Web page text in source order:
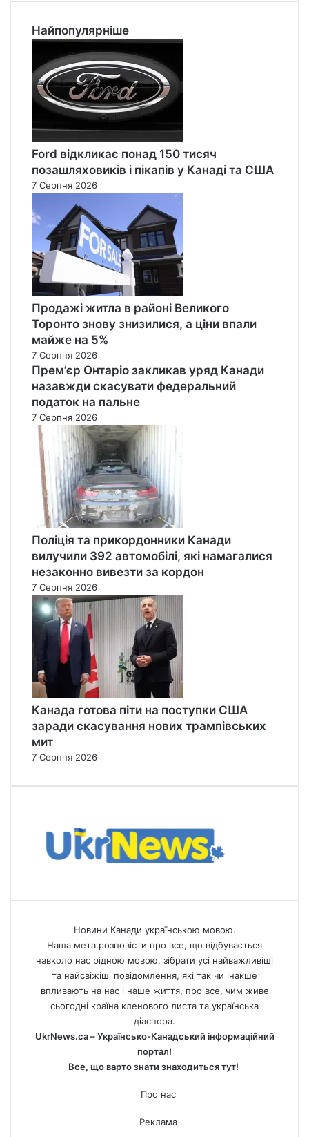
Найпопулярніше
Ford відкликає понад 150 тисяч
позашляховиків і пікапів у Канаді та США
7 Серпня 2026
Продажі житла в районі Великого
Торонто знову знизилися, а ціни впали
майже на 5%
7 Серпня 2026
Прем’єр Онтаріо закликав уряд Канади
назавжди скасувати федеральний
податок на пальне
7 Серпня 2026
Поліція та прикордонники Канади
вилучили 392 автомобілі, які намагалися
незаконно вивезти за кордон
7 Серпня 2026
Канада готова піти на поступки США
заради скасування нових трампівських
мит
7 Серпня 2026
Новини Канади українською мовою.
Наша мета розповісти про все, що відбувається
навколо нас рідною мовою, зібрати усі найважливіші
та найсвіжіші повідомлення, які так чи інакше
впливають на нас і наше життя, про все, чим живе
сьогодні країна кленового листа та українська
діаспора.
UkrNews.ca – Українсько-Канадський інформаційний
портал!
Все, що варто знати знаходиться тут!
Про нас
Реклама